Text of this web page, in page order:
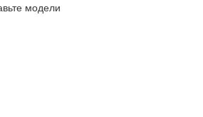
модели